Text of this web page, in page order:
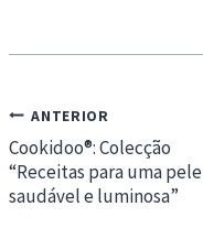
Navegação
de
artigos
ANTERIOR
Cookidoo®: Colecção
“Receitas para uma pele
saudável e luminosa”